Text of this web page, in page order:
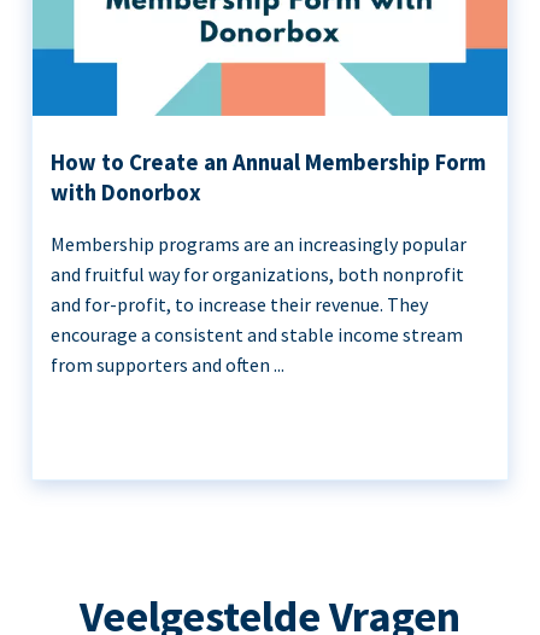
How to Create an Annual Membership Form
with Donorbox
Membership programs are an increasingly popular
and fruitful way for organizations, both nonprofit
and for-profit, to increase their revenue. They
encourage a consistent and stable income stream
from supporters and often ...
Veelgestelde Vragen